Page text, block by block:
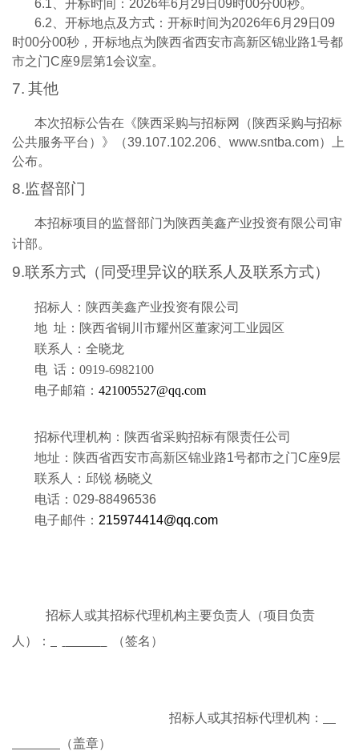
6.1 、开标时间： 2026年6月 29 日 09时00分00秒。
6.2 、开标地点及方式：开标时间为2026年6月 29 日 09
时00分00秒，开标地点为陕西省西安市高新区锦业路1号都
市之门C座9层第1会议室。
7. 其他
本次招标公告在《陕西采购与招标网（陕西采购与招标
公共服务平台）》（39.107.102.206 www.sntba.com）上
公布。
8.监督部门
本招标项目的监督部门为陕西美鑫产业投资有限公司审
计部。
9.联系方式 （同受理异议的联系人及联系方式）
招标人： 陕西美鑫产业投资有限公司
地 址：陕西省铜川市耀州区董家河工业园区
联系人：全晓龙
电 话：0919-6982100
电子邮箱： 421005527@qq.com
招标代理机构：陕西省采购招标有限责任公司
地址：陕西省西安市高新区锦业路1号都市之门C座9层
联系人：邱锐 杨晓义
电话： 029-88496536
电子邮件： 215974414@qq.com
招标人或其招标代理机构主要负责人（项目负责
人）：
（签名）
招标人或其招标代理机构：
（盖章）